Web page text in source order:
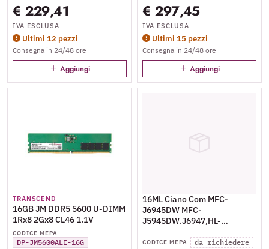
€ 229,41
IVA ESCLUSA
Ultimi 12 pezzi
Consegna in 24/48 ore
Aggiungi
€ 297,45
IVA ESCLUSA
Ultimi 15 pezzi
Consegna in 24/48 ore
Aggiungi
TRANSCEND
16GB JM DDR5 5600 U-DIMM
1Rx8 2Gx8 CL46 1.1V
CODICE MEPA
DP-JM5600ALE-16G
16ML Ciano Com MFC-
J6945DW MFC-
J5945DW.J6947,HL-
CODICE MEPA da richiedere